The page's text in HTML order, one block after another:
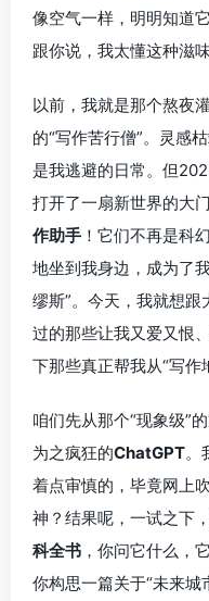
像空气一样，明明知道
跟你说，我太懂这种滋味
以前，我就是那个熬夜
的“写作苦行僧”。灵感
是我逃避的日常。但
打开了一扇新世界的大
作助手 ！它们不再是科
地坐到我身边，成为了
缪斯”。今天，我就想
过的那些让我又爱又恨
下那些真正帮我从“写作
咱们先从那个“现象级”
为之疯狂的ChatGPT。
着点审慎的，毕竟网上
神？结果呢，一试之下
科全书 ，你问它什么，
你构思一篇关于“未来